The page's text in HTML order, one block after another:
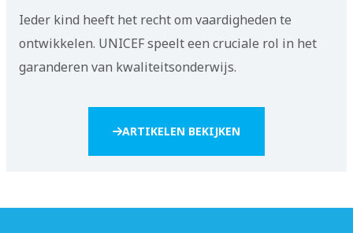
Ieder kind heeft het recht om vaardigheden te
ontwikkelen. UNICEF speelt een cruciale rol in het
garanderen van kwaliteitsonderwijs.
ARTIKELEN BEKIJKEN